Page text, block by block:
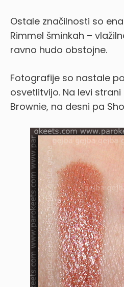
Ostale značilnosti so
Rimmel šminkah –
ravno hudo obstojne.
Fotografije so nastale
osvetlitvijo. Na levi
Brownie, na desni pa